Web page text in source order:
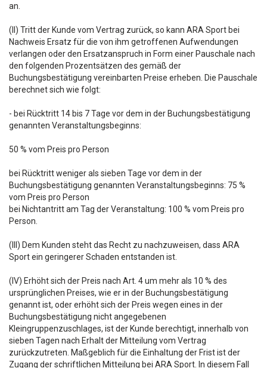
an.
(II) Tritt der Kunde vom Vertrag zurück, so kann ARA Sport bei
Nachweis Ersatz für die von ihm getroffenen Aufwendungen
verlangen oder den Ersatzanspruch in Form einer Pauschale nach
den folgenden Prozentsätzen des gemäß der
Buchungsbestätigung vereinbarten Preise erheben. Die Pauschale
berechnet sich wie folgt:
- bei Rücktritt 14 bis 7 Tage vor dem in der Buchungsbestätigung
genannten Veranstaltungsbeginns:
50 % vom Preis pro Person
bei Rücktritt weniger als sieben Tage vor dem in der
Buchungsbestätigung genannten Veranstaltungsbeginns: 75 %
vom Preis pro Person
bei Nichtantritt am Tag der Veranstaltung: 100 % vom Preis pro
Person.
(III) Dem Kunden steht das Recht zu nachzuweisen, dass ARA
Sport ein geringerer Schaden entstanden ist.
(IV) Erhöht sich der Preis nach Art. 4 um mehr als 10 % des
ursprünglichen Preises, wie er in der Buchungsbestätigung
genannt ist, oder erhöht sich der Preis wegen eines in der
Buchungsbestätigung nicht angegebenen
Kleingruppenzuschlages, ist der Kunde berechtigt, innerhalb von
sieben Tagen nach Erhalt der Mitteilung vom Vertrag
zurückzutreten. Maßgeblich für die Einhaltung der Frist ist der
Zugang der schriftlichen Mitteilung bei ARA Sport. In diesem Fall